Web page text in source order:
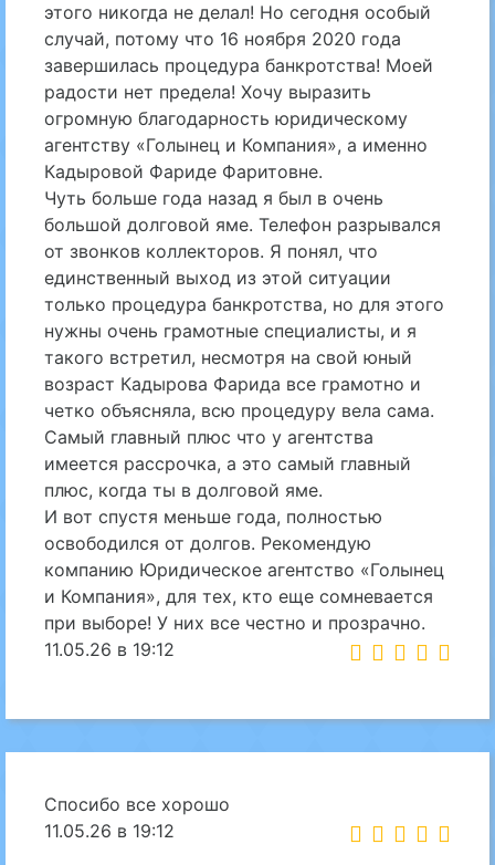
этого никогда не делал! Но сегодня особый
случай, потому что 16 ноября 2020 года
завершилась процедура банкротства! Моей
радости нет предела! Хочу выразить
огромную благодарность юридическому
агентству «Голынец и Компания», а именно
Кадыровой Фариде Фаритовне.
Чуть больше года назад я был в очень
большой долговой яме. Телефон разрывался
от звонков коллекторов. Я понял, что
единственный выход из этой ситуации
только процедура банкротства, но для этого
нужны очень грамотные специалисты, и я
такого встретил, несмотря на свой юный
возраст Кадырова Фарида все грамотно и
четко объясняла, всю процедуру вела сама.
Самый главный плюс что у агентства
имеется рассрочка, а это самый главный
плюс, когда ты в долговой яме.
И вот спустя меньше года, полностью
освободился от долгов. Рекомендую
компанию Юридическое агентство «Голынец
и Компания», для тех, кто еще сомневается
при выборе! У них все честно и прозрачно.
11.05.26 в 19:12
Спосибо все хорошо
11.05.26 в 19:12